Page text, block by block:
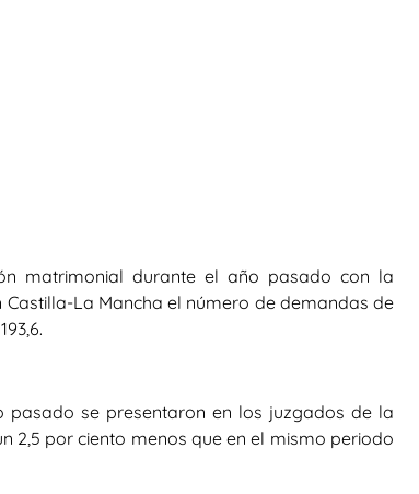
matrimonial durante el año pasado con la
La Mancha el número de demandas de
pasado se presentaron en los juzgados de la
2,5 por ciento menos que en el mismo periodo